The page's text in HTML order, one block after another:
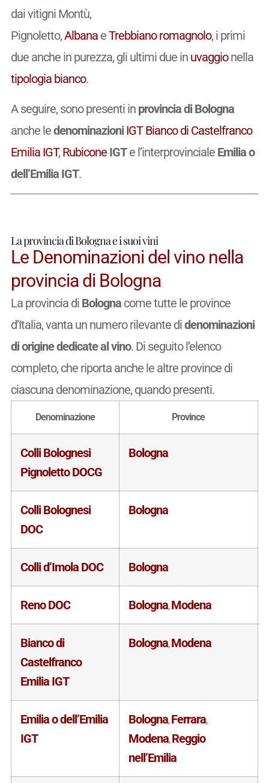
dai vitigni Montù,
Pignoletto,AlbanaeTrebbiano romagnolo, i primi
due anche in purezza, gli ultimi due in uvaggionella
tipologia bianco.
A seguire, sono presenti in provincia di Bologna
anche ledenominazioniIGT Bianco di Castelfranco
Emilia IGT, RubiconeIGTe l’interprovinciale Emilia o
dell’Emilia IGT.
La provincia di Bologna e i suoi vini
Le Denominazioni del vino nella
provincia di Bologna
La provincia di Bolognacome tutte le province
d’Italia, vanta un numero rilevante didenominazioni
di origine dedicate al vino. Di seguito l’elenco
completo, che riporta anche le altre province di
ciascuna denominazione, quando presenti.
Denominazione Province
Colli Bolognesi
Pignoletto DOCG
Bologna
Colli Bolognesi
DOC
Bologna
Colli d’Imola DOC Bologna
Reno DOC Bologna,Modena
Bianco di
Castelfranco
Emilia IGT
Bologna,Modena
Emilia o dell’Emilia
IGT
Bologna,Ferrara,
Modena,Reggio
nell’Emilia